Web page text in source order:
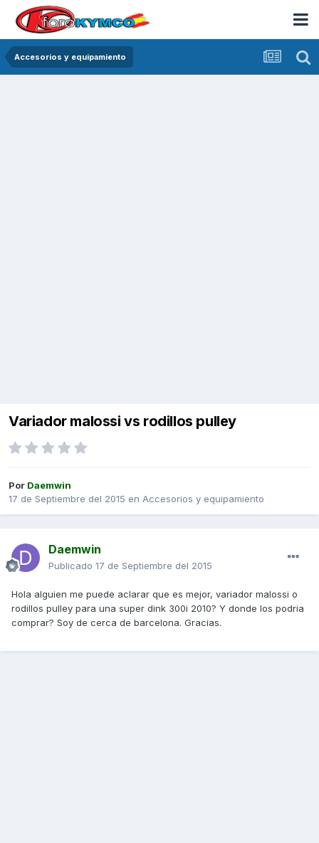
Accesorios y equipamiento
Variador malossi vs rodillos pulley
Por Daemwin
17 de Septiembre del 2015 en Accesorios y equipamiento
Daemwin
Publicado 17 de Septiembre del 2015
Hola alguien me puede aclarar que es mejor, variador malossi o
rodillos pulley para una super dink 300i 2010? Y donde los podria
comprar? Soy de cerca de barcelona. Gracias.